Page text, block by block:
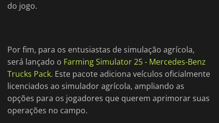
do jogo.
Por fim, para os entusiastas de simulação agrícola,
será lançado o Farming Simulator 25 - Mercedes-Benz
Trucks Pack. Este pacote adiciona veículos oficialmente
licenciados ao simulador agrícola, ampliando as
opções para os jogadores que querem aprimorar suas
operações no campo.